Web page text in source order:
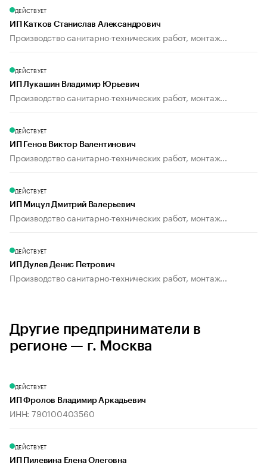
ДЕЙСТВУЕТ
ИП Катков Станислав Александрович
Производство санитарно-технических работ, монтаж...
ДЕЙСТВУЕТ
ИП Лукашин Владимир Юрьевич
Производство санитарно-технических работ, монтаж...
ДЕЙСТВУЕТ
ИП Генов Виктор Валентинович
Производство санитарно-технических работ, монтаж...
ДЕЙСТВУЕТ
ИП Мицул Дмитрий Валерьевич
Производство санитарно-технических работ, монтаж...
ДЕЙСТВУЕТ
ИП Дулев Денис Петрович
Производство санитарно-технических работ, монтаж...
Другие предприниматели в
регионе — г. Москва
ДЕЙСТВУЕТ
ИП Фролов Владимир Аркадьевич
ИНН: 790100403560
ДЕЙСТВУЕТ
ИП Пилевина Елена Олеговна